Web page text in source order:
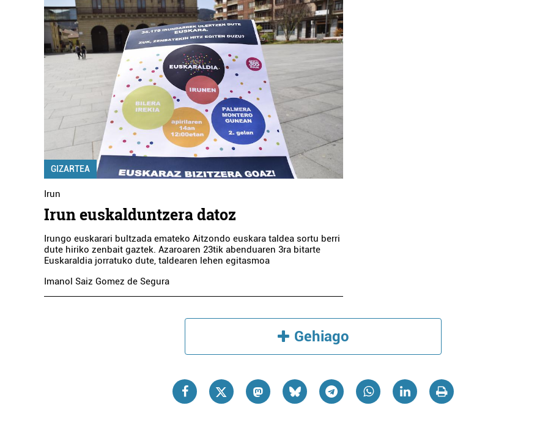
GIZARTEA
Irun
Irun euskalduntzera datoz
Irungo euskarari bultzada emateko Aitzondo euskara taldea sortu berri
dute hiriko zenbait gaztek. Azaroaren 23tik abenduaren 3ra bitarte
Euskaraldia jorratuko dute, taldearen lehen egitasmoa
Imanol Saiz Gomez de Segura
Gehiago